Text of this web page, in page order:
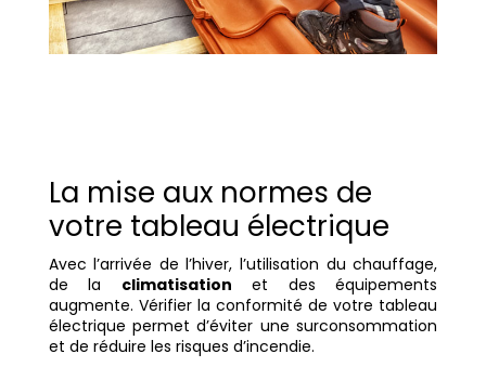
La mise aux normes de
votre tableau électrique
Avec l’arrivée de l’hiver, l’utilisation du chauffage,
de la climatisation et des équipements
augmente. Vérifier la conformité de votre tableau
électrique permet d’éviter une surconsommation
et de réduire les risques d’incendie.